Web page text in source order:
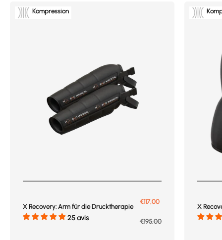
Kompression
X Recovery: Arm für die Drucktherapie
25 avis
Prix de vente
€117,00
Prix normal
€195,00
X